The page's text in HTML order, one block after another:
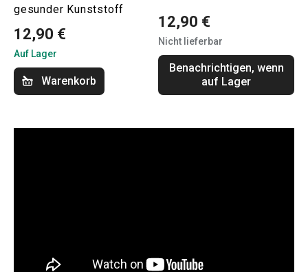
gesunder Kunststoff
12,90 €
Auf Lager
Warenkorb
12,90 €
Nicht lieferbar
Benachrichtigen, wenn
auf Lager